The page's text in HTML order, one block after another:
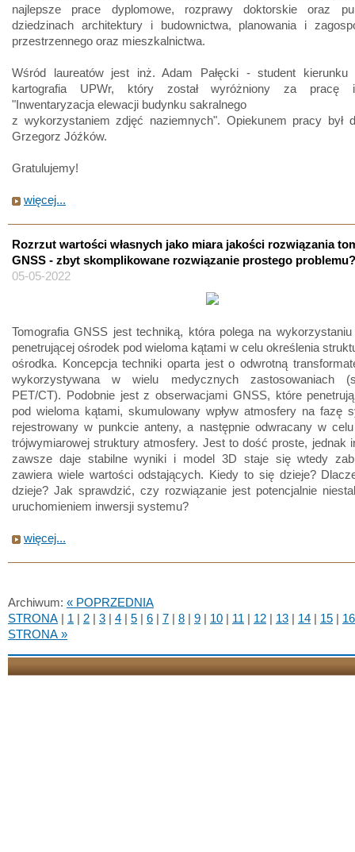
najlepsze prace dyplomowe, rozprawy doktorskie oraz
dziedzinach architektury i budownictwa, planowania i
przestrzennego oraz mieszkalnictwa.
Wśród laureatów jest inż. Adam Pałęcki - student kierunku
kartografia UPWr, który został wyróżniony za pracę
"Inwentaryzacja elewacji budynku sakralnego
z wykorzystaniem zdjęć naziemnych". Opiekunem pracy był
Grzegorz Jóźków.
Gratulujemy!
więcej...
Rozrzut wartości własnych jako miara jakości rozwiązania
GNSS - zbyt skomplikowane rozwiązanie prostego problemu?
05-05-2022
Tomografia GNSS jest techniką, która polega na wykorzystaniu
penetrującej ośrodek pod wieloma kątami w celu określenia
ośrodka. Koncepcja techniki oparta jest o odwrotną
wykorzystywana w wielu medycznych zastosowaniach
PET/CT). Podobnie jest z obserwacjami GNSS, które
pod wieloma kątami, skumulowany wpływ atmosfery na fazę
rejestrowany w punkcie anteny, a następnie odwracany w
trójwymiarowej struktury atmosfery. Jest to dość proste, jednak
zawsze daje stabilne wyniki i model 3D staje się wtedy
zawiera wiele wartości odstających. Kiedy to się dzieje?
dzieje? Jak sprawdzić, czy rozwiązanie jest potencjalnie
uruchomieniem inwersji systemu?
więcej...
Archiwum: « POPRZEDNIA
STRONA | 1 | 2 | 3 | 4 | 5 | 6 | 7 | 8 | 9 | 10 | 11 | 12 | 13 | 14 | 15 | 16
STRONA »